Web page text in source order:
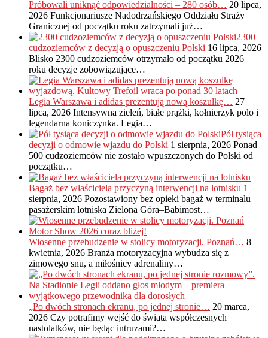
Próbowali uniknąć odpowiedzialności – 280 osób… 20 lipca,
2026 Funkcjonariusze Nadodrzańskiego Oddziału Straży
Granicznej od początku roku zatrzymali już…
2300
cudzoziemców z decyzją o opuszczeniu Polski 16 lipca, 2026
Blisko 2300 cudzoziemców otrzymało od początku 2026
roku decyzje zobowiązujące…
Legia Warszawa i adidas prezentują nową koszulkę… 27
lipca, 2026 Intensywna zieleń, białe prążki, kołnierzyk polo i
legendarna koniczynka. Legia…
Pół tysiąca
decyzji o odmowie wjazdu do Polski 1 sierpnia, 2026 Ponad
500 cudzoziemców nie zostało wpuszczonych do Polski od
początku…
Bagaż bez właściciela przyczyną interwencji na lotnisku 1
sierpnia, 2026 Pozostawiony bez opieki bagaż w terminalu
pasażerskim lotniska Zielona Góra–Babimost…
Wiosenne przebudzenie w stolicy motoryzacji. Poznań… 8
kwietnia, 2026 Branża motoryzacyjna wybudza się z
zimowego snu, a miłośnicy adrenaliny…
„Po dwóch stronach ekranu, po jednej stronie… 20 marca,
2026 Czy potrafimy wejść do świata współczesnych
nastolatków, nie będąc intruzami?…